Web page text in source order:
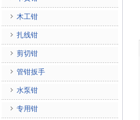
木工钳
扎线钳
剪切钳
管钳扳手
水泵钳
专用钳